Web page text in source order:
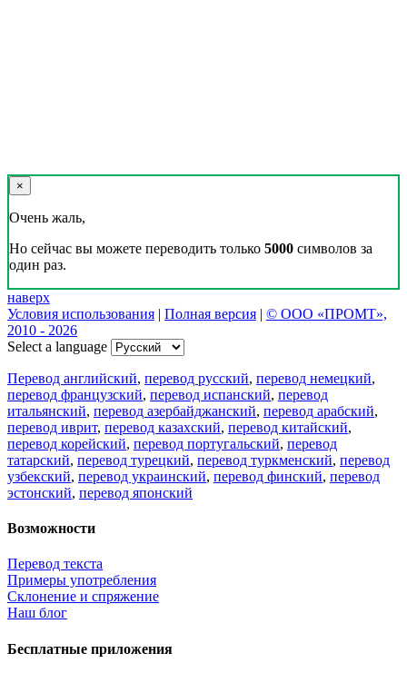
Цифровая эволюция перевода: как вузам бесплатно получить
CAT-систему PROMT Translation Factory
18 февраля 2026 года прошел очередной вебинар,
посвященный Академической программе компании PROMT
для представителей высших учебных заведений. Вебинар
провела Наталья Железняк, руководитель лингвистич
01.03.2026
Поделиться переводом
×
идет загрузка...